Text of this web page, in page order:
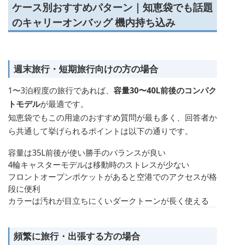
ケース別おすすめパターン｜知恵袋でも話題
のキャリーオンバッグ 機内持ち込み
週末旅行・短期旅行向けの方の場合
1〜3泊程度の旅行であれば、 容量30〜40L前後のコンパク
トモデルが最適です。
知恵袋でもこの用途のおすすめ質問が最も多く、回答者か
ら共通して挙げられるポイントは以下の通りです。
容量は35L前後が使い勝手のバランスが良い
4輪キャスターモデルは移動時のストレスが少ない
フロントオープンポケットがあると空港でのアクセスが格
段に便利
カラーは汚れが目立ちにくいダークトーンが長く使える
頻繁に旅行・出張する方の場合